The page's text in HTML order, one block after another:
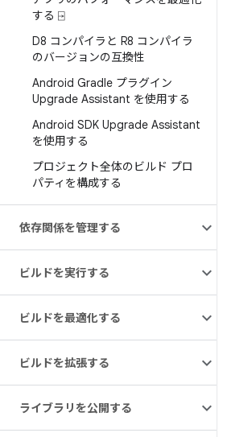
する ⍈
D8 コンパイラと R8 コンパイラ
のバージョンの互換性
Android Gradle プラグイン
Upgrade Assistant を使用する
Android SDK Upgrade Assistant
を使用する
プロジェクト全体のビルド プロ
パティを構成する
依存関係を管理する
ビルドを実行する
ビルドを最適化する
ビルドを拡張する
ライブラリを公開する